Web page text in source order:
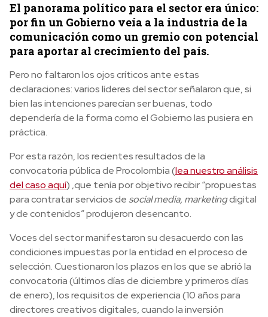
El panorama político para el sector era único:
por fin un Gobierno veía a la industria de la
comunicación como un gremio con potencial
para aportar al crecimiento del país.
Pero no faltaron los ojos críticos ante estas
declaraciones: varios líderes del sector señalaron que, si
bien las intenciones parecían ser buenas, todo
dependería de la forma como el Gobierno las pusiera en
práctica.
Por esta razón, los recientes resultados de la
convocatoria pública de Procolombia (lea nuestro análisis
del caso aquí) ,que tenía por objetivo recibir “propuestas
para contratar servicios desocial media, marketingdigital
y de contenidos” produjeron desencanto.
Voces del sector manifestaron su desacuerdo con las
condiciones impuestas por la entidad en el proceso de
selección. Cuestionaron los plazos en los que se abrió la
convocatoria (últimos días de diciembre y primeros días
de enero), los requisitos de experiencia (10 años para
directores creativos digitales, cuando la inversión